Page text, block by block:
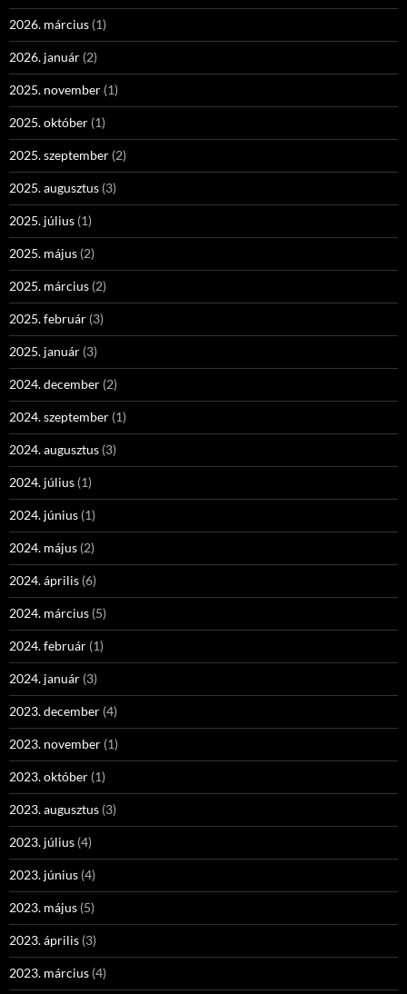
2026. március (1)
2026. január (2)
2025. november (1)
2025. október (1)
2025. szeptember (2)
2025. augusztus (3)
2025. július (1)
2025. május (2)
2025. március (2)
2025. február (3)
2025. január (3)
2024. december (2)
2024. szeptember (1)
2024. augusztus (3)
2024. július (1)
2024. június (1)
2024. május (2)
2024. április (6)
2024. március (5)
2024. február (1)
2024. január (3)
2023. december (4)
2023. november (1)
2023. október (1)
2023. augusztus (3)
2023. július (4)
2023. június (4)
2023. május (5)
2023. április (3)
2023. március (4)